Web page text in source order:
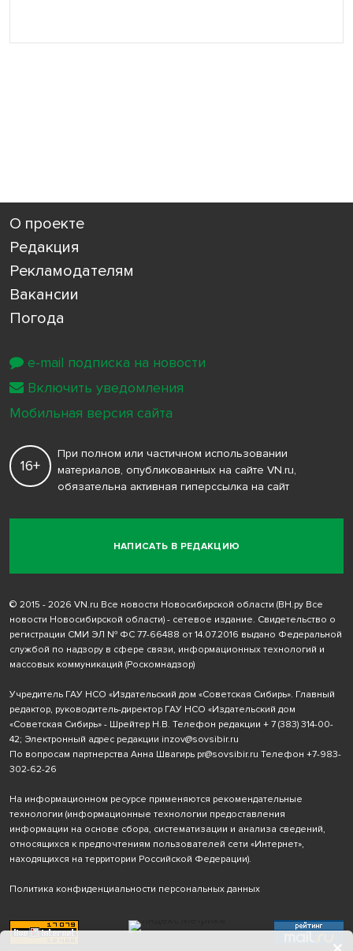
О проекте
Редакция
Рекламодателям
Вакансии
Погода
НАПИСАТЬ В РЕДАКЦИЮ
16+
При полном или частичном использовании
материалов, опубликованных на сайте VN.ru,
обязательна активная гиперссылка на сайт
© 2015 - 2026 VN.ru Все новости Новосибирской области (ВН.ру Все
новости Новосибирской области) - сетевое издание. Свидетельство о
регистрации СМИ ЭЛ № ФС 77-66488 от 14.07.2016 выдано Федеральной
службой по надзору в сфере связи, информационных технологий и
массовых коммуникаций (Роскомнадзор)
Учредитель ГАУ НСО «Издательский дом «Советская Сибирь». Главный
редактор, руководитель-директор ГАУ НСО «Издательский дом
«Советская Сибирь» - Шрейтер Н.В. Телефон редакции + 7 (383) 314-00-
42; Электронный адрес редакции inzov@sovsibir.ru
По вопросам партнерства Анна Швагирь pr@sovsibir.ru Телефон +7-983-
302-62-26
На информационном ресурсе применяются рекомендательные
технологии (информационные технологии предоставления
информации на основе сбора, систематизации и анализа сведений,
относящихся к предпочтениям пользователей сети «Интернет»,
находящихся на территории Российской Федерации).
Политика конфиденциальности персональных данных
e-mail подписка на новости
Включить уведомления
Мобильная версия сайта